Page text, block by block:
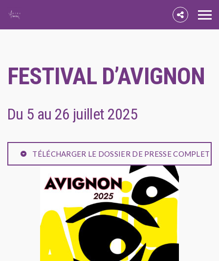
FESTIVAL D’AVIGNON
Du 5 au 26 juillet 2025
TÉLÉCHARGER LE DOSSIER DE PRESSE COMPLET